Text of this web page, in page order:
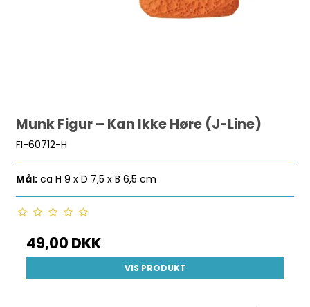
Munk Figur – Kan Ikke Høre (J-Line)
FI-60712-H
Mål: ca H 9 x D 7,5 x B 6,5 cm
49,00 DKK
VIS PRODUKT